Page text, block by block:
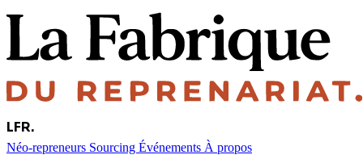
LFR.
Néo-repreneurs Sourcing Événements À propos